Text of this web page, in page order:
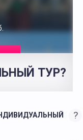
ТУР?
?